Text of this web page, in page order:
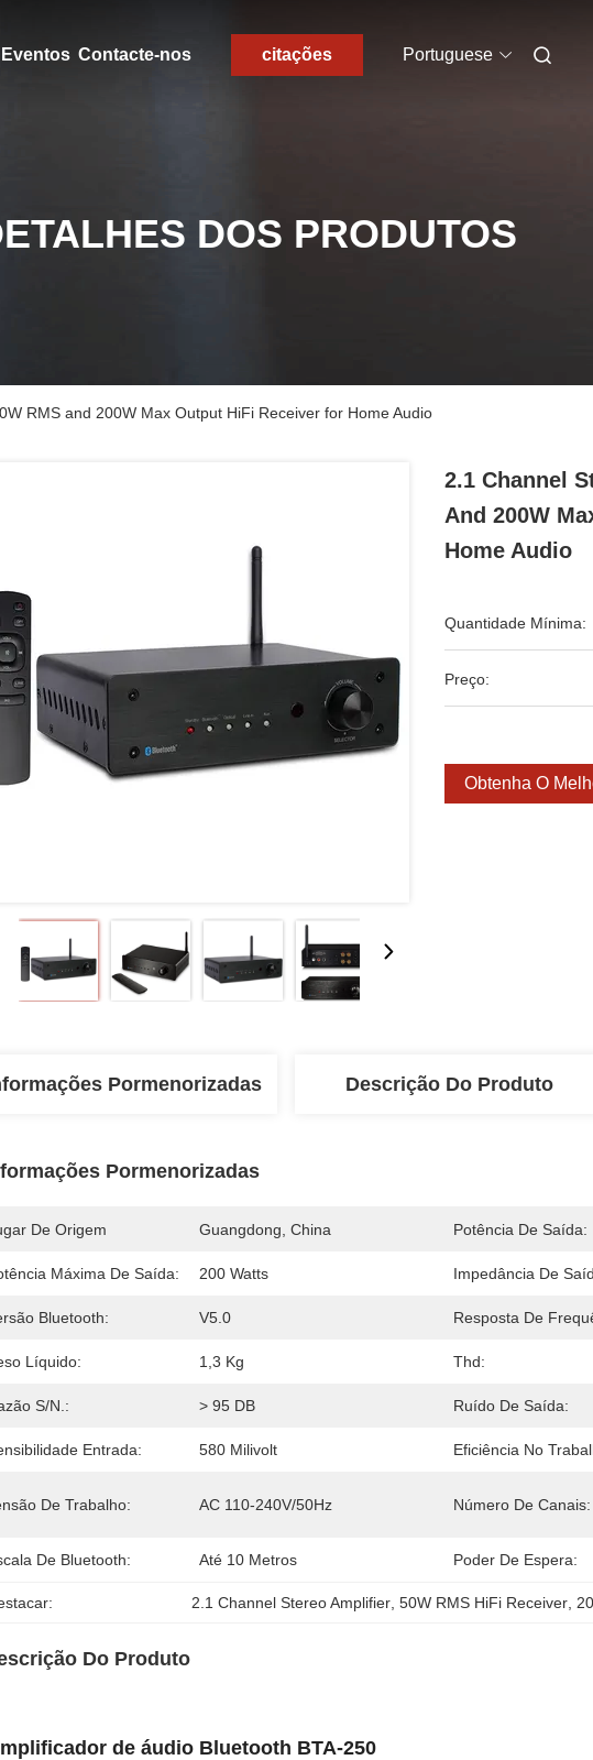
Eventos Contacte-nos citações Portuguese
DOS PRODUTOS
RMS and 200W Max Output HiFi Receiver for Home Audio
2.1 Channel
And 200W
Home Audio
Quantidade Mínima:
Preço:
Obtenha O
Pormenorizadas Descrição Do Produto
Pormenorizadas
De Origem Guangdong, China Potência De Saída:
Máxima De Saída: 200 Watts Impedância De
Bluetooth: V5.0 Resposta De
Líquido: 1,3 Kg Thd:
S/N.: > 95 DB Ruído De Saída:
Entrada: 580 Milivolt Eficiência No
De Trabalho: AC 110-240V/50Hz Número De Canais:
De Bluetooth: Até 10 Metros Poder De Espera:
2.1 Channel Stereo Amplifier , 50W RMS HiFi Receiver
Do Produto
de áudio Bluetooth BTA-250